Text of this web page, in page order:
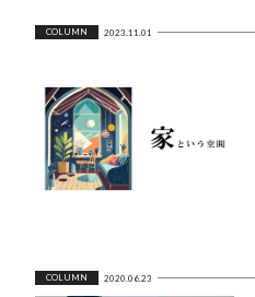
COLUMN 2023.11.01
COLUMN 2020.06.23